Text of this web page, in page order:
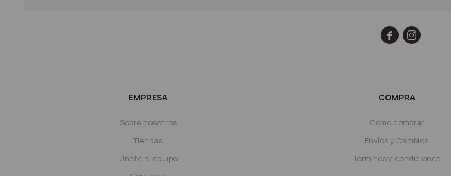
EMPRESA
Sobre nosotros
Tiendas
Unete al equipo
COMPRA
Cómo comprar
Envíos y Cambios
Términos y condiciones
 